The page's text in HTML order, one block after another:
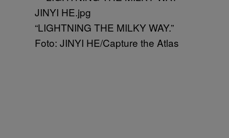
​“LIGHTNING THE MILKY WAY.”
Foto: JINYI HE/Capture the Atlas ​​